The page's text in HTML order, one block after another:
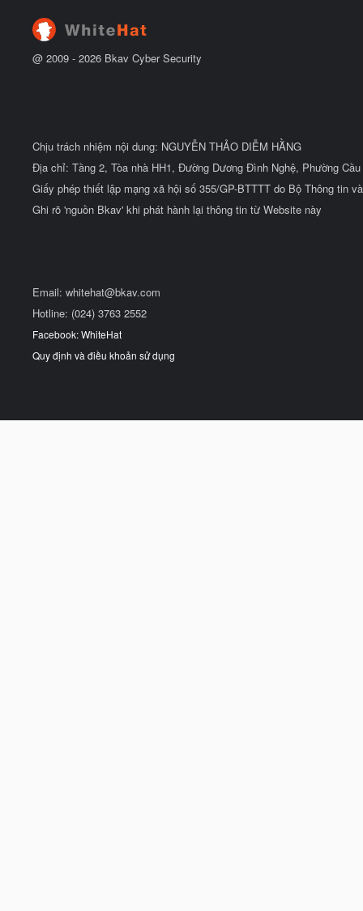
@ 2009 - 2026 Bkav Cyber Security
Chịu trách nhiệm nội dung: NGUYỄN THẢO DIỄM HẰNG
Địa chỉ: Tầng 2, Tòa nhà HH1, Đường Dương Đình Nghệ, Phường
Giấy phép thiết lập mạng xã hội số 355/GP-BTTTT do Bộ Thông tin
Ghi rõ 'nguồn Bkav' khi phát hành lại thông tin từ Website này
Email: whitehat@bkav.com
Hotline: (024) 3763 2552
Facebook: WhiteHat
Quy định và điều khoản sử dụng